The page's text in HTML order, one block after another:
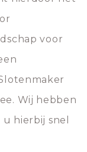
voor
Wij hebben
hierbij snel